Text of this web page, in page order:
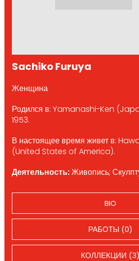
Sachiko Furuya
Женщина
Родился в: Yamanashi-Ken
1953.
В настоящее время живет в:
(United States of America).
Деятельность:Живопись;
BIO
РАБОТЫ (0)
КОЛЛЕКЦИИ (3)